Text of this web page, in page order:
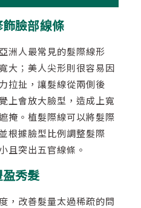
臉部線條
洲人最常見的髮際線形
大；美人尖形則很容易因
拉扯，讓髮線從兩側後
上會放大臉型，造成上寬
掩。植髮際線可以將髮際
根據臉型比例調整髮際
且突出五官線條。
秀髮
，改善髮量太過稀疏的問